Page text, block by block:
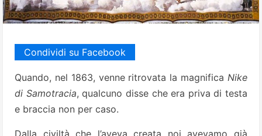
Condividi su Facebook
Quando, nel 1863, venne ritrovata la magnifica Nike
di Samotracia, qualcuno disse che era priva di testa
e braccia non per caso.
Dalla civiltà che l’aveva creata noi avevamo già